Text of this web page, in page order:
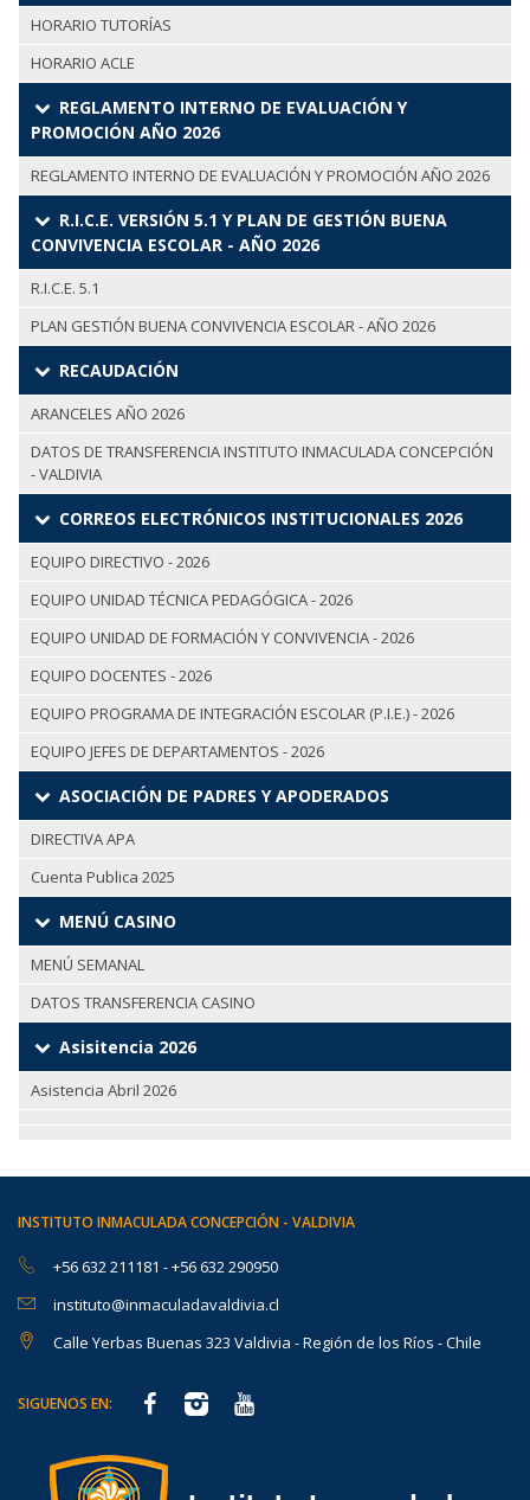
HORARIO TUTORÍAS
HORARIO ACLE
REGLAMENTO INTERNO DE EVALUACIÓN Y
PROMOCIÓN AÑO 2026
REGLAMENTO INTERNO DE EVALUACIÓN Y PROMOCIÓN AÑO 2026
R.I.C.E. VERSIÓN 5.1 Y PLAN DE GESTIÓN BUENA
CONVIVENCIA ESCOLAR - AÑO 2026
R.I.C.E. 5.1
PLAN GESTIÓN BUENA CONVIVENCIA ESCOLAR - AÑO 2026
RECAUDACIÓN
ARANCELES AÑO 2026
DATOS DE TRANSFERENCIA INSTITUTO INMACULADA CONCEPCIÓN
- VALDIVIA
CORREOS ELECTRÓNICOS INSTITUCIONALES 2026
EQUIPO DIRECTIVO - 2026
EQUIPO UNIDAD TÉCNICA PEDAGÓGICA - 2026
EQUIPO UNIDAD DE FORMACIÓN Y CONVIVENCIA - 2026
EQUIPO DOCENTES - 2026
EQUIPO PROGRAMA DE INTEGRACIÓN ESCOLAR (P.I.E.) - 2026
EQUIPO JEFES DE DEPARTAMENTOS - 2026
ASOCIACIÓN DE PADRES Y APODERADOS
DIRECTIVA APA
Cuenta Publica 2025
MENÚ CASINO
MENÚ SEMANAL
DATOS TRANSFERENCIA CASINO
Asisitencia 2026
Asistencia Abril 2026
INSTITUTO INMACULADA CONCEPCIÓN - VALDIVIA
+56 632 211181 -+56 632 290950
instituto@inmaculadavaldivia.cl
Calle Yerbas Buenas 323 Valdivia - Región de los Ríos - Chile
SIGUENOS EN: